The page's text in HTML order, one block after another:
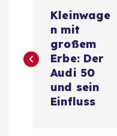
i
Kleinwage
n mit
großem
Erbe: Der
Audi 50
und sein
Einfluss